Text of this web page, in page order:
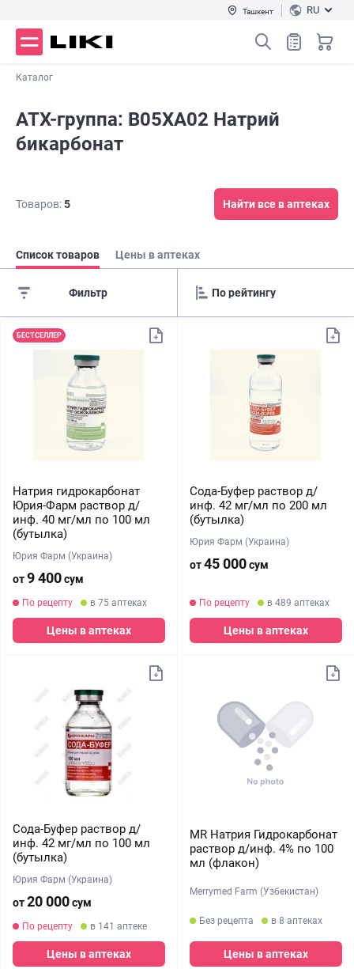
Ташкент RU
Каталог
АТХ-группа: B05XA02 Натрий
бикарбонат
Товаров:5 Найти все в аптеках
Список товаров Цены в аптеках
Фильтр
БЕСТСЕЛЛЕР
Натрия гидрокарбонат
Юрия-Фарм раствор д/
инф. 40 мг/мл по 100 мл
(бутылка)
Юрия Фарм (Украина)
от9 400сум
По рецепту в 75 аптеках
Цены в аптеках
Сода-Буфер раствор д/
инф. 42 мг/мл по 200 мл
(бутылка)
Юрия Фарм (Украина)
от45 000сум
По рецепту в 489 аптеках
Цены в аптеках
Сода-Буфер раствор д/
инф. 42 мг/мл по 100 мл
(бутылка)
Юрия Фарм (Украина)
от20 000сум
По рецепту в 141 аптеке
Цены в аптеках
MR Натрия Гидрокарбонат
раствор д/инф. 4% по 100
мл (флакон)
Merrymed Farm (Узбекистан)
Без рецепта в 8 аптеках
Цены в аптеках